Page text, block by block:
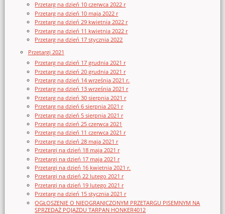
Przetarg na dzień 10 czerwca 2022 r
Przetarg na dzień 10 maja 2022 r
Przetarg na dzień 29 kwietnia 2022 r
Przetarg na dzień 11 kwietnia 2022 r
Przetarg na dzień 17 stycznia 2022
Przetargi 2021
Przetarg na dzień 17 grudnia 2021 r
Przetarg na dzień 20 grudnia 2021 r
Przetarg na dzień 14 września 2021 r.
Przetarg na dzień 13 września 2021 r
Przetarg na dzień 30 sierpnia 2021 r
Przetarg na dzień 6 sierpnia 2021 r
Przetarg na dzień 5 sierpnia 2021 r
Przetarg na dzień 25 czerwca 2021
Przetarg na dzień 11 czerwca 2021 r
Przetarg na dzień 28 maja 2021 r
Przetargi na dzień 18 maja 2021 r
Przetargi na dzień 17 maja 2021 r
Przetargi na dzień 16 kwietnia 2021 r.
Przetargi na dzień 22 lutego 2021 r
Przetargi na dzień 19 lutego 2021 r
Przetarg na dzień 15 stycznia 2021 r
OGŁOSZENIE O NIEOGRANICZONYM PRZETARGU PISEMNYM NA
SPRZEDAŻ POJAZDU TARPAN HONKER4012